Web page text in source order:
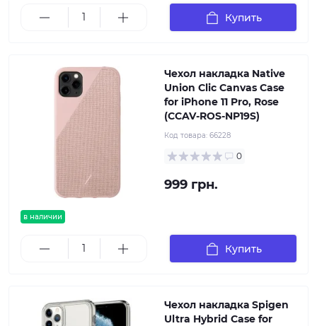
Купить
в наличии
Чехол накладка Native
Union Clic Canvas Case
for iPhone 11 Pro, Rose
(CCAV-ROS-NP19S)
Код товара: 66228
0
999 грн.
Купить
Чехол накладка Spigen
Ultra Hybrid Case for